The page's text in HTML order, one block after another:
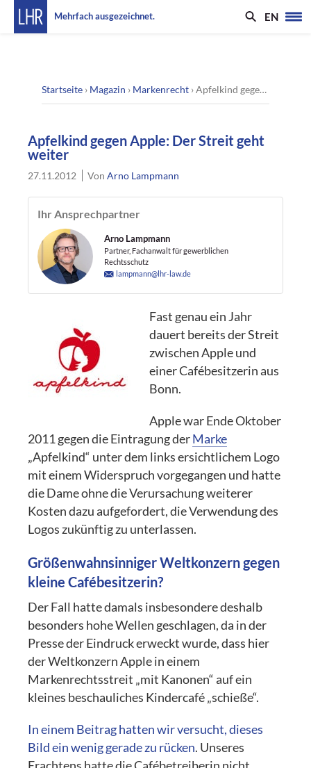
Mehrfach ausgezeichnet. EN
Startseite › Magazin › Markenrecht ›Apfelkind gegen Apple: Der Streit geht weiter
Apfelkind gegen Apple: Der Streit geht
weiter
27.11.2012 VonArno Lampmann
Ihr Ansprechpartner
Arno Lampmann
Partner, Fachanwalt für gewerblichen
Rechtsschutz
lampmann@lhr-law.de
Fast genau ein Jahr
dauert bereits der Streit
zwischen Apple und
einer Cafébesitzerin aus
Bonn.
Apple war Ende Oktober
2011 gegen die Eintragung derMarke
„Apfelkind“ unter dem links ersichtlichem Logo
mit einem Widerspruch vorgegangen und hatte
die Dame ohne die Verursachung weiterer
Kosten dazu aufgefordert, die Verwendung des
Logos zukünftig zu unterlassen.
Größenwahnsinniger Weltkonzern gegen
kleine Cafébesitzerin?
Der Fall hatte damals insbesondere deshalb
besonders hohe Wellen geschlagen, da in der
Presse der Eindruck erweckt wurde, dass hier
der Weltkonzern Apple in einem
Markenrechtsstreit „mit Kanonen“ auf ein
kleines beschauliches Kindercafé „schieße“.
In einem Beitrag hatten wir versucht, dieses
Bild ein wenig gerade zu rücken. Unseres